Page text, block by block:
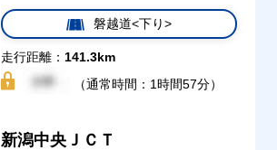
磐越道<下り>
走行距離： 141.3km
（通常時間：1時間57分）
新潟中央ＪＣＴ